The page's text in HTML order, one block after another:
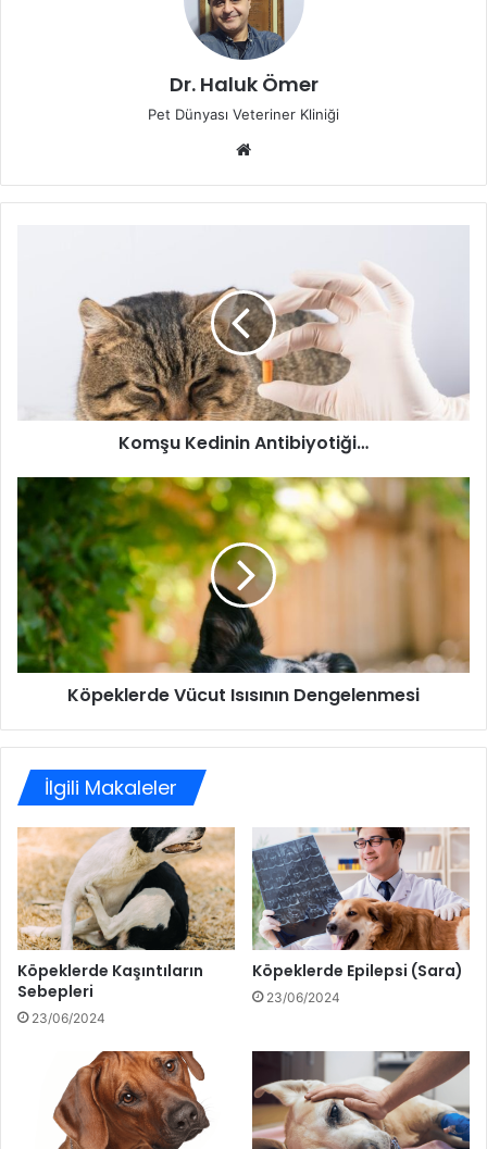
Dr. Haluk Ömer
Pet Dünyası Veteriner Kliniği
Komşu Kedinin Antibiyotiği…
Köpeklerde Vücut Isısının Dengelenmesi
İlgili Makaleler
Köpeklerde Kaşıntıların
Sebepleri
23/06/2024
Köpeklerde Epilepsi (Sara)
23/06/2024